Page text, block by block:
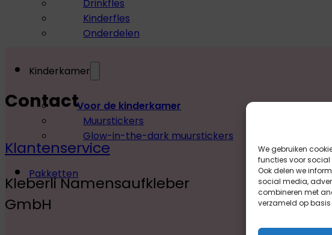
We gebruiken
functies voor social
Ook delen we
social media,
combineren met
verzameld op
Drinkfles
Kinderfles
Onderdelen
Kinderkamer
Voor de kinderkamer
Muurstickers
Glow-in-the-dark muurstickers
Pakketten
Contact
Klantenservice
Kleberli Namensaufkleber
GmbH